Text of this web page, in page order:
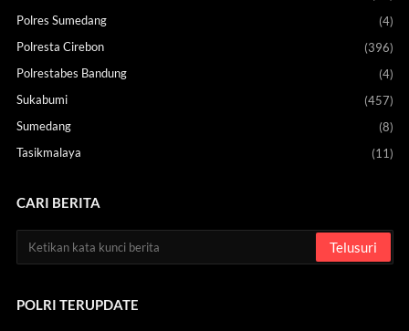
Polres Sumedang
(4)
Polresta Cirebon
(396)
Polrestabes Bandung
(4)
Sukabumi
(457)
Sumedang
(8)
Tasikmalaya
(11)
CARI BERITA
POLRI TERUPDATE